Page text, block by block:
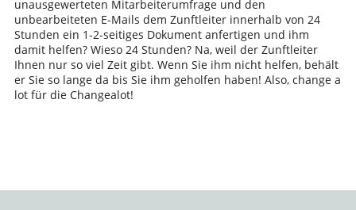
unausgewerteten Mitarbeiterumfrage und den
unbearbeiteten E-Mails dem Zunftleiter innerhalb von 24
Stunden ein 1-2-seitiges Dokument anfertigen und ihm
damit helfen? Wieso 24 Stunden? Na, weil der Zunftleiter
Ihnen nur so viel Zeit gibt. Wenn Sie ihm nicht helfen, behält
er Sie so lange da bis Sie ihm geholfen haben! Also, change a
lot für die Changealot!